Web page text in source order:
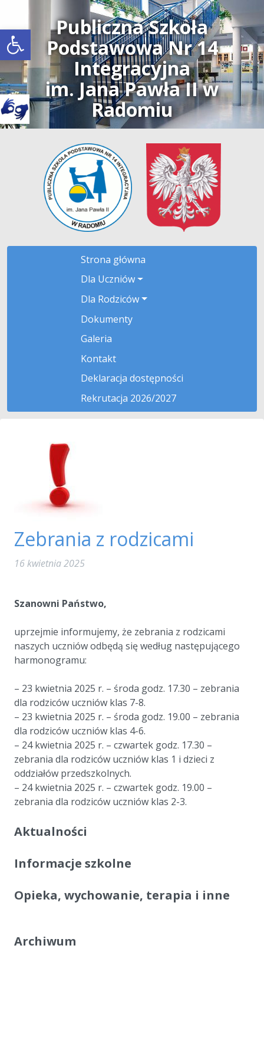
Open toolbar
Publiczna Szkoła
Podstawowa Nr 14
Integracyjna
im. Jana Pawła II w
Radomiu
Strona główna
Dla Uczniów
Dla Rodziców
Dokumenty
Galeria
Kontakt
Deklaracja dostępności
Rekrutacja 2026/2027
Zebrania z rodzicami
16 kwietnia 2025
Szanowni Państwo,
uprzejmie informujemy, że zebrania z rodzicami
naszych uczniów odbędą się według następującego
harmonogramu:
– 23 kwietnia 2025 r. – środa godz. 17.30 – zebrania
dla rodziców uczniów klas 7-8.
– 23 kwietnia 2025 r. – środa godz. 19.00 – zebrania
dla rodziców uczniów klas 4-6.
– 24 kwietnia 2025 r. – czwartek godz. 17.30 –
zebrania dla rodziców uczniów klas 1 i dzieci z
oddziałów przedszkolnych.
– 24 kwietnia 2025 r. – czwartek godz. 19.00 –
zebrania dla rodziców uczniów klas 2-3.
Aktualności
Informacje szkolne
Opieka, wychowanie, terapia i inne
Archiwum